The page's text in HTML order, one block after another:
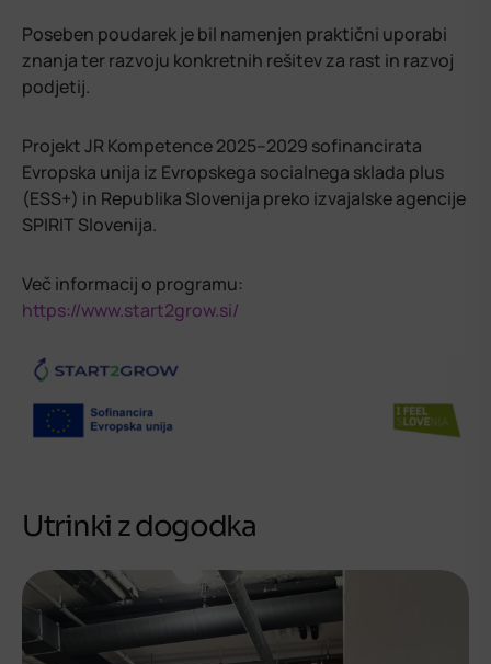
Poseben poudarek je bil namenjen praktični uporabi
znanja ter razvoju konkretnih rešitev za rast in razvoj
podjetij.
Projekt JR Kompetence 2025–2029 sofinancirata
Evropska unija iz Evropskega socialnega sklada plus
(ESS+) in Republika Slovenija preko izvajalske agencije
SPIRIT Slovenija.
Več informacij o programu:
https://www.start2grow.si/
Utrinki z dogodka